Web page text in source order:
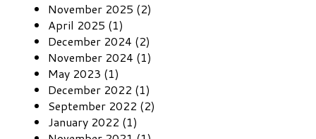
November 2025 (2)
April 2025 (1)
December 2024 (2)
November 2024 (1)
May 2023 (1)
December 2022 (1)
September 2022 (2)
January 2022 (1)